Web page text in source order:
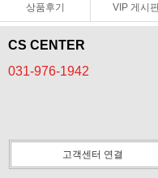
상품후기 VIP 게시
CS CENTER
031-976-1942
고객센터 연결